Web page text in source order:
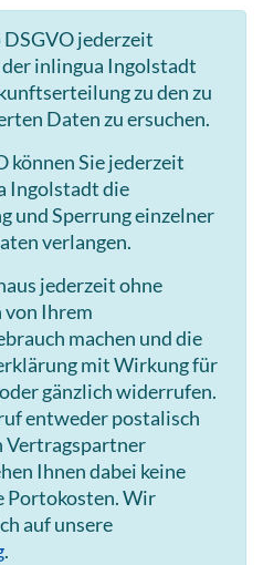
DSGVO jederzeit
inlingua Ingolstadt
zu den zu
Daten zu ersuchen.
können Sie jederzeit
Ingolstadt die
und Sperrung einzelner
verlangen.
jederzeit ohne
von Ihrem
machen und die
mit Wirkung für
gänzlich widerrufen.
entweder postalisch
Vertragspartner
Ihnen dabei keine
Portokosten. Wir
auf unsere
.